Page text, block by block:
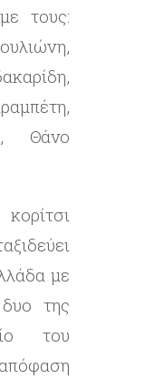
τους:
Θάνο
με
της
του